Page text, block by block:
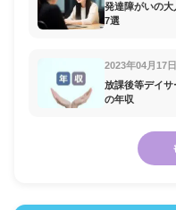
発達障がいの
7選
2023年04月17日
放課後等デイ
の年収